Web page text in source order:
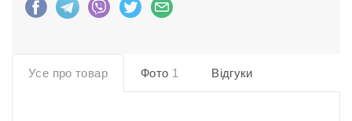
Усе про товар Фото 1 Відгуки